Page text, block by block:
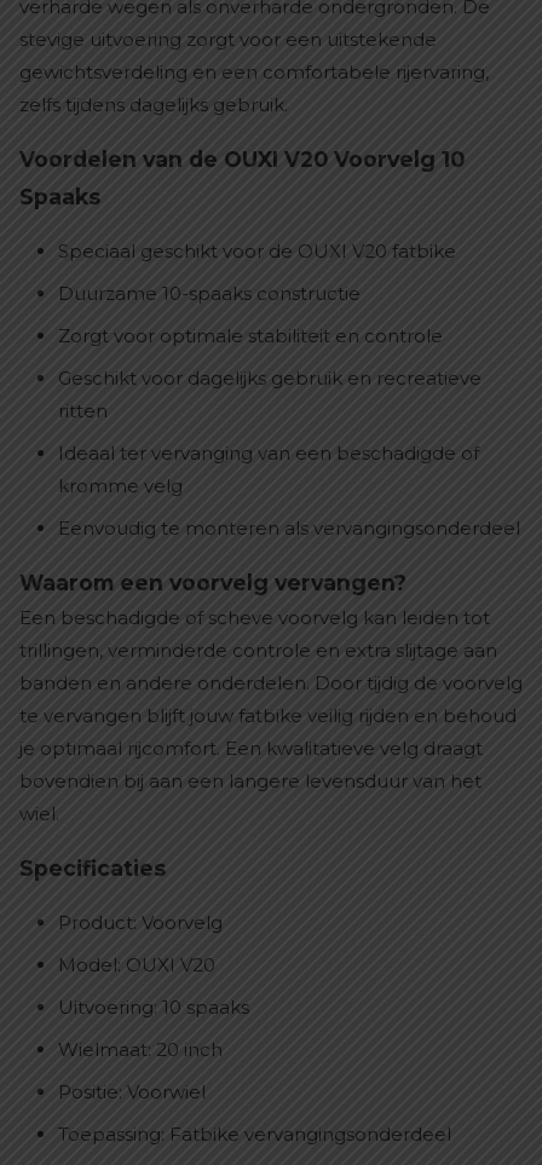
verharde wegen als onverharde ondergronden. De
stevige uitvoering zorgt voor een uitstekende
gewichtsverdeling en een comfortabele rijervaring,
zelfs tijdens dagelijks gebruik.
Voordelen van de OUXI V20 Voorvelg 10
Spaaks
Speciaal geschikt voor de OUXI V20 fatbike
Duurzame 10-spaaks constructie
Zorgt voor optimale stabiliteit en controle
Geschikt voor dagelijks gebruik en recreatieve
ritten
Ideaal ter vervanging van een beschadigde of
kromme velg
Eenvoudig te monteren als vervangingsonderdeel
Waarom een voorvelg vervangen?
Een beschadigde of scheve voorvelg kan leiden tot
trillingen, verminderde controle en extra slijtage aan
banden en andere onderdelen. Door tijdig de voorvelg
te vervangen blijft jouw fatbike veilig rijden en behoud
je optimaal rijcomfort. Een kwalitatieve velg draagt
bovendien bij aan een langere levensduur van het
wiel.
Specificaties
Product: Voorvelg
Model: OUXI V20
Uitvoering: 10 spaaks
Wielmaat: 20 inch
Positie: Voorwiel
Toepassing: Fatbike vervangingsonderdeel